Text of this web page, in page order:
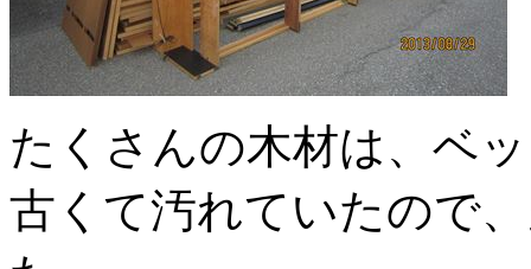
たくさんの木材は、ベ
古くて汚れていたので